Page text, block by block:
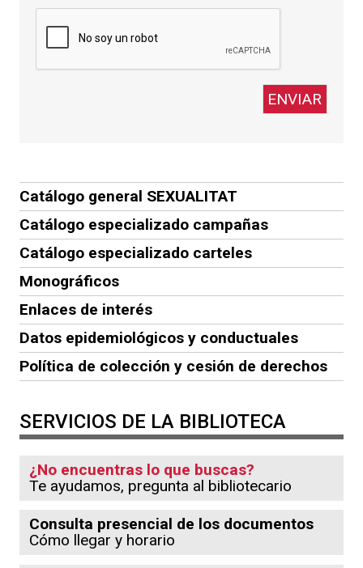
Catálogo general SEXUALITAT
Catálogo especializado campañas
Catálogo especializado carteles
Monográficos
Enlaces de interés
Datos epidemiológicos y conductuales
Política de colección y cesión de derechos
SERVICIOS DE LA BIBLIOTECA
¿No encuentras lo que buscas?
Te ayudamos, pregunta al bibliotecario
Consulta presencial de los documentos
Cómo llegar y horario